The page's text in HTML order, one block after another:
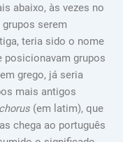
abaixo, às vezes no
serem
teria sido o nome
posicionavam grupos
em grego, já seria
mais antigos
chorus(em latim), que
chega ao português